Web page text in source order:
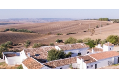
fundaciones de Bornos
El Frente Popular. Ubrique,
1936